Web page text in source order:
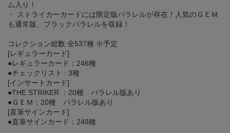
ム入り！
・ ストライカーカードには限定版パラレルが存在！人気のＧＥＭ
も通常版、ブラックパラレルを収録！
コレクション総数 全537種 ※予定
[レギュラーカード]
●レギュラーカード：246種
●チェックリスト : 3種
[インサートカード]
●THE STRIKER ：20種 パラレル版あり
●ＧＥＭ：20種 パラレル版あり
[直筆サインカード]
●直筆サインカード：248種